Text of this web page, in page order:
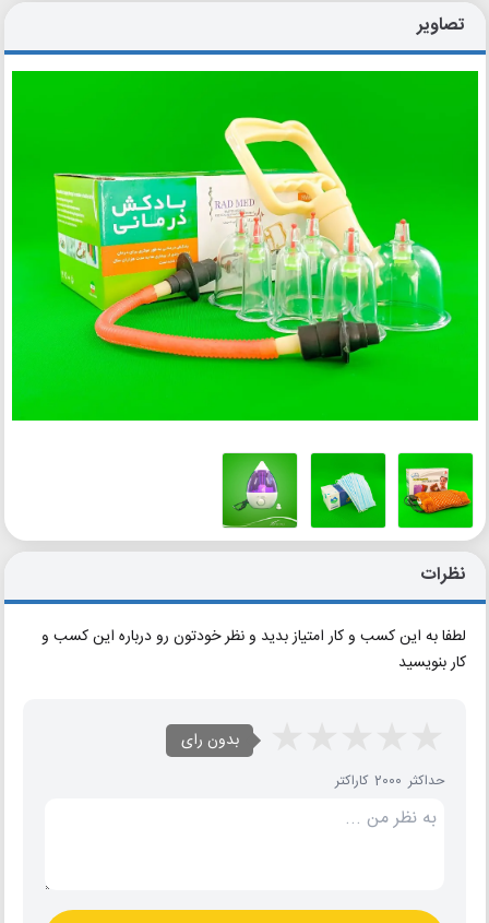
تصاویر
نظرات
لطفا به این کسب و کار امتیاز بدید و نظر خودتون رو درباره این کسب و
کار بنویسید
بدون رای
حداکثر 2000 کاراکتر